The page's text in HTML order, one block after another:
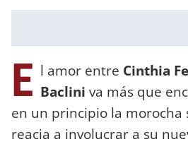
E l amor entre Cinthia
Baclini va más que
en un principio la morocha
reacia a involucrar a su